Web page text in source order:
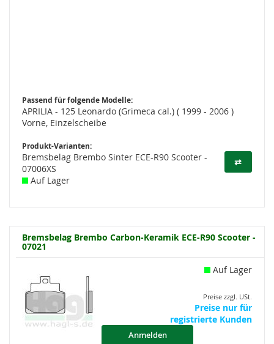
Passend für folgende Modelle:
APRILIA - 125 Leonardo (Grimeca cal.) ( 1999 - 2006 )
Vorne, Einzelscheibe
Produkt-Varianten:
⇄
Bremsbelag Brembo Sinter ECE-R90 Scooter -
07006XS
Auf Lager
Bremsbelag Brembo Carbon-Keramik ECE-R90 Scooter -
07021
Auf Lager
Preise zzgl. USt.
Preise nur für
registrierte Kunden
Anmelden